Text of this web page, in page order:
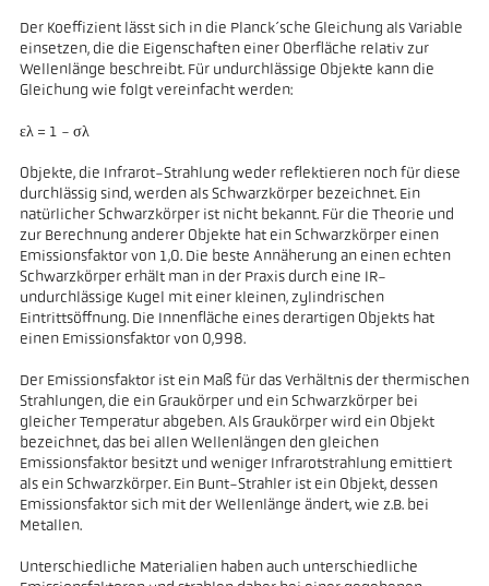
Der Koeffizient lässt sich in die Planck´sche Gleichung als Variable
einsetzen, die die Eigenschaften einer Oberfläche relativ zur
Wellenlänge beschreibt. Für undurchlässige Objekte kann die
Gleichung wie folgt vereinfacht werden:
ελ = 1 - σλ
Objekte, die Infrarot-Strahlung weder reflektieren noch für diese
durchlässig sind, werden als Schwarzkörper bezeichnet. Ein
natürlicher Schwarzkörper ist nicht bekannt. Für die Theorie und
zur Berechnung anderer Objekte hat ein Schwarzkörper einen
Emissionsfaktor von 1,0. Die beste Annäherung an einen echten
Schwarzkörper erhält man in der Praxis durch eine IR-
undurchlässige Kugel mit einer kleinen, zylindrischen
Eintrittsöffnung. Die Innenfläche eines derartigen Objekts hat
einen Emissionsfaktor von 0,998.
Der Emissionsfaktor ist ein Maß für das Verhältnis der thermischen
Strahlungen, die ein Graukörper und ein Schwarzkörper bei
gleicher Temperatur abgeben. Als Graukörper wird ein Objekt
bezeichnet, das bei allen Wellenlängen den gleichen
Emissionsfaktor besitzt und weniger Infrarotstrahlung emittiert
als ein Schwarzkörper. Ein Bunt-Strahler ist ein Objekt, dessen
Emissionsfaktor sich mit der Wellenlänge ändert, wie z.B. bei
Metallen.
Unterschiedliche Materialien haben auch unterschiedliche